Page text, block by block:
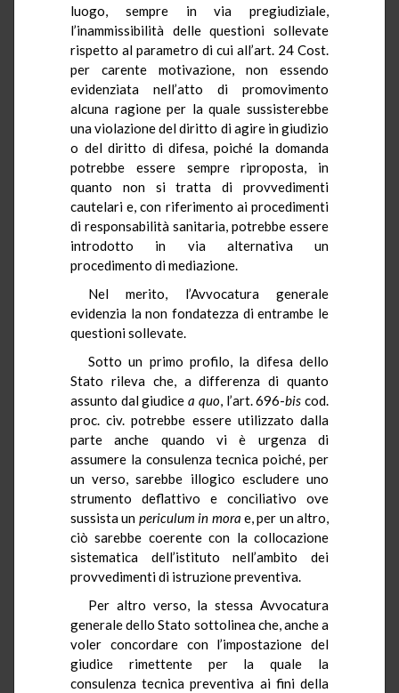
luogo, sempre in via pregiudiziale,
l’inammissibilità delle questioni sollevate
rispetto al parametro di cui all’art. 24 Cost.
per carente motivazione, non essendo
evidenziata nell’atto di promovimento
alcuna ragione per la quale sussisterebbe
una violazione del diritto di agire in giudizio
o del diritto di difesa, poiché la domanda
potrebbe essere sempre riproposta, in
quanto non si tratta di provvedimenti
cautelari e, con riferimento ai procedimenti
di responsabilità sanitaria, potrebbe essere
introdotto in via alternativa un
procedimento di mediazione.
Nel merito, l’Avvocatura generale
evidenzia la non fondatezza di entrambe le
questioni sollevate.
Sotto un primo profilo, la difesa dello
Stato rileva che, a differenza di quanto
assunto dal giudicea quo, l’art. 696-bis cod.
proc. civ. potrebbe essere utilizzato dalla
parte anche quando vi è urgenza di
assumere la consulenza tecnica poiché, per
un verso, sarebbe illogico escludere uno
strumento deflattivo e conciliativo ove
sussista un periculum in mora e, per un altro,
ciò sarebbe coerente con la collocazione
sistematica dell’istituto nell’ambito dei
provvedimenti di istruzione preventiva.
Per altro verso, la stessa Avvocatura
generale dello Stato sottolinea che, anche a
voler concordare con l’impostazione del
giudice rimettente per la quale la
consulenza tecnica preventiva ai fini della